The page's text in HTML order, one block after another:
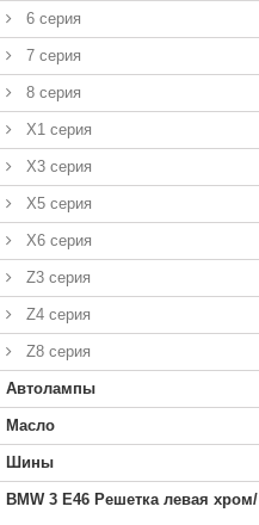
6 серия
7 серия
8 серия
X1 серия
X3 серия
X5 серия
X6 серия
Z3 серия
Z4 серия
Z8 серия
Автолампы
Масло
Шины
BMW 3 E46 Решетка левая хром/